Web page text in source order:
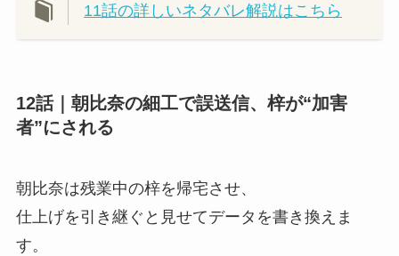
11話の詳しいネタバレ解説はこちら
12話｜朝比奈の細工で誤送信、梓が“加害
者”にされる
朝比奈は残業中の梓を帰宅させ、
仕上げを引き継ぐと見せてデータを書き換えま
す。